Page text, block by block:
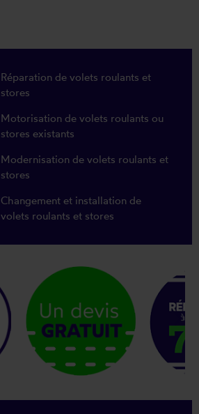
Réparation de volets roulants et
stores
Motorisation de volets roulants ou
stores existants
Modernisation de volets roulants et
stores
Changement et installation de
volets roulants et stores
keyboard_arrow_right